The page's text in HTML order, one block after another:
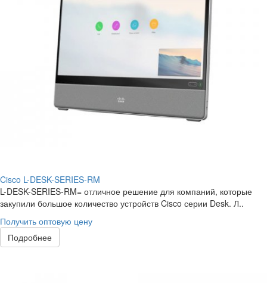
Cisco L-DESK-SERIES-RM
L-DESK-SERIES-RM= отличное решение для компаний, которые
закупили большое количество устройств Cisco серии Desk. Л..
Получить оптовую цену
Подробнее